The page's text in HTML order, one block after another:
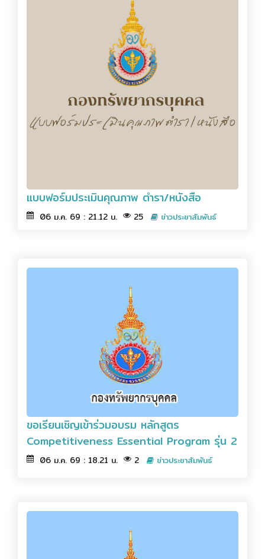
แบบฟอร์มประเมินคุณภาพ ตำรา/หนังสือ
06 ม.ค. 69 : 21.12 น. 25 ข่าวประชาสัมพันธ์
ขอเรียนเชิญเข้าร่วมอบรม หลักสูตร
Competitiveness Essential Program รุ่น 2
06 ม.ค. 69 : 18.21 น. 2 ข่าวประชาสัมพันธ์